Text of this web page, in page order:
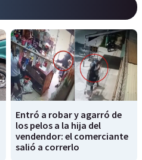
Entró a robar y agarró de
los pelos a la hija del
vendendor: el comerciante
salió a correrlo